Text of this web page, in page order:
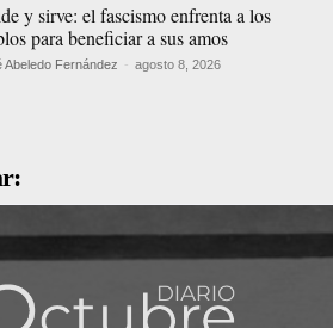
y sirve: el fascismo enfrenta a los
para beneficiar a sus amos
Abeledo Fernández - agosto 8, 2026